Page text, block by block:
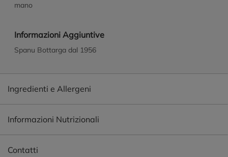
mano
Informazioni Aggiuntive
Spanu Bottarga dal 1956
Ingredienti e Allergeni
Informazioni Nutrizionali
Contatti